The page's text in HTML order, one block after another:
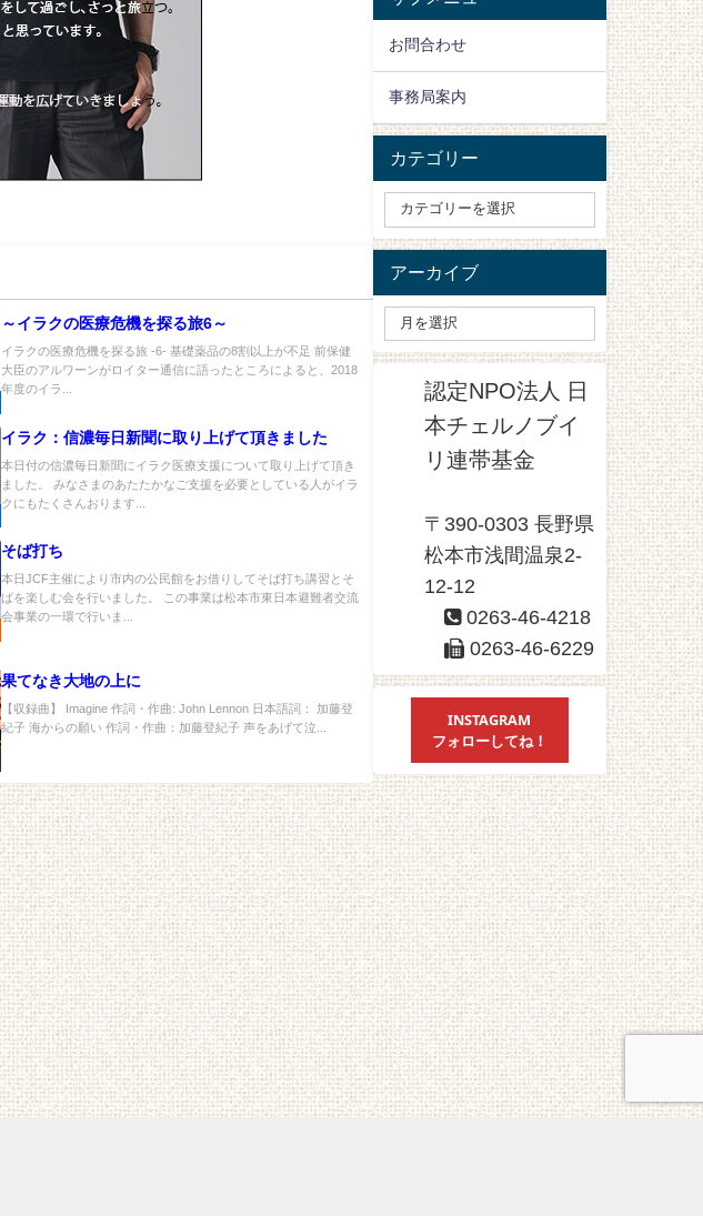
～イラクの医療危機を探る旅6～
イラクの医療危機を探る旅 -6- 基礎薬品の8割以上が不足 前保健
大臣のアルワーンがロイター通信に語ったところによると、2018
年度のイラ...
イラク：信濃毎日新聞に取り上げて頂きました
本日付の信濃毎日新聞にイラク医療支援について取り上げて頂き
ました。 みなさまのあたたかなご支援を必要としている人がイラ
クにもたくさんおります...
そば打ち
本日JCF主催により市内の公民館をお借りしてそば打ち講習とそ
ばを楽しむ会を行いました。 この事業は松本市東日本避難者交流
会事業の一環で行いま...
果てなき大地の上に
【収録曲】 Imagine 作詞・作曲: John Lennon 日本語詞： 加藤登
紀子 海からの願い 作詞・作曲：加藤登紀子 声をあげて泣...
お問合わせ
事務局案内
カテゴリー
アーカイブ
認定NPO法人 日
本チェルノブイ
リ連帯基金
〒390-0303 長野県
松本市浅間温泉2-
12-12
0263-46-4218
0263-46-6229
INSTAGRAM
フォローしてね！